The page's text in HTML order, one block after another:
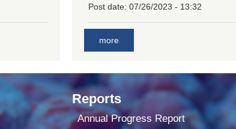
Post date: 07/26/2023 - 13:32
more
Reports
Annual Progress Report